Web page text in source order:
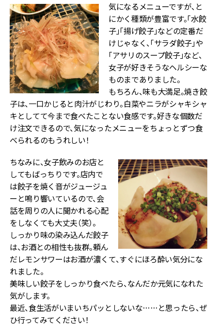
気になるメニューですが、と
にかく種類が豊富です。「水餃
子」「揚げ餃子」などの定番だ
けじゃなく、「サラダ餃子」や
「アサリのスープ餃子」など、
女子が好きそうなヘルシーな
ものまでありました。
もちろん、味も大満足。焼き餃
子は、一口かじると肉汁がじわり。白菜やニラがシャキシャ
キとしてて今まで食べたことない食感です。好きな個数だ
け注文できるので、気になったメニューをちょっとずつ食
べられるのもうれしい！
ちなみに、女子飲みのお店と
してもばっちりです。店内で
は餃子を焼く音がジュージュ
ーと鳴り響いているので、会
話を周りの人に聞かれる心配
をしなくても大丈夫（笑）。
しっかり味の染み込んだ餃子
は、お酒との相性も抜群。頼ん
だレモンサワーはお酒が濃くて、すぐにほろ酔い気分にな
れました。
美味しい餃子をしっかり食べたら、なんだか元気になれた
気がします。
最近、食生活がいまいちパッとしないな……と思ったら、ぜ
ひ行ってみてください！